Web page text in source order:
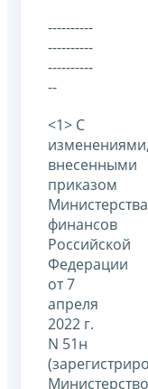
----------
----------
----------
--
<1> С
изменениями,
внесенными
приказом
Министерства
финансов
Российской
Федерации
от 7
апреля
2022 г.
N 51н